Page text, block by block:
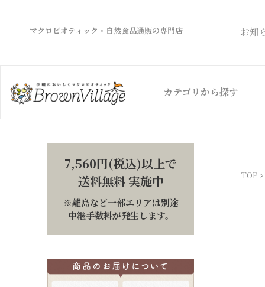
マクロビオティック・自然食品通販の専門店 お知
カテゴリから探す
TOP
7,560円(税込)以上で
送料無料 実施中
※離島など一部エリアは別途
中継手数料が発生します。